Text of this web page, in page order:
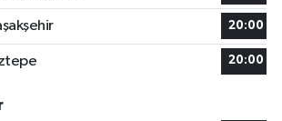
20:00
20:00